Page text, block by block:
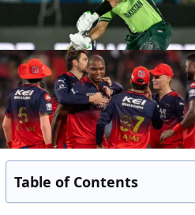
Table of Contents